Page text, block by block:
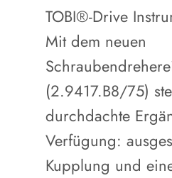
TOBI®-Drive
Mit dem neuen
(2.9417.B8/75)
durchdachte
Verfügung:
Kupplung und